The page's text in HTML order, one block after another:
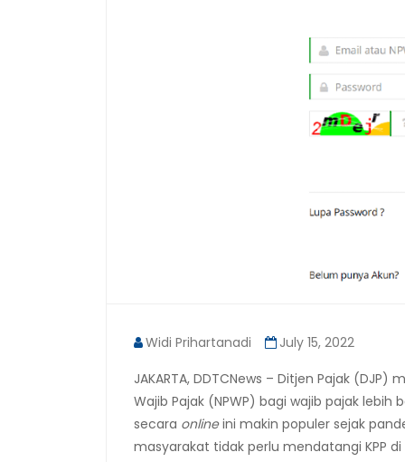
Widi Prihartanadi
July 15, 2022
JAKARTA, DDTCNews – Ditjen Pajak
Wajib Pajak (NPWP) bagi wajib pajak
secara onlineini makin populer sejak
masyarakat tidak perlu mendatangi KPP